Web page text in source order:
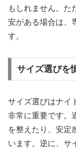
もしれません。た
安がある場合は、
す。
サイズ選びを
サイズ選びはナイ
非常に重要です。
を整えたり、安定
います。逆に、サ